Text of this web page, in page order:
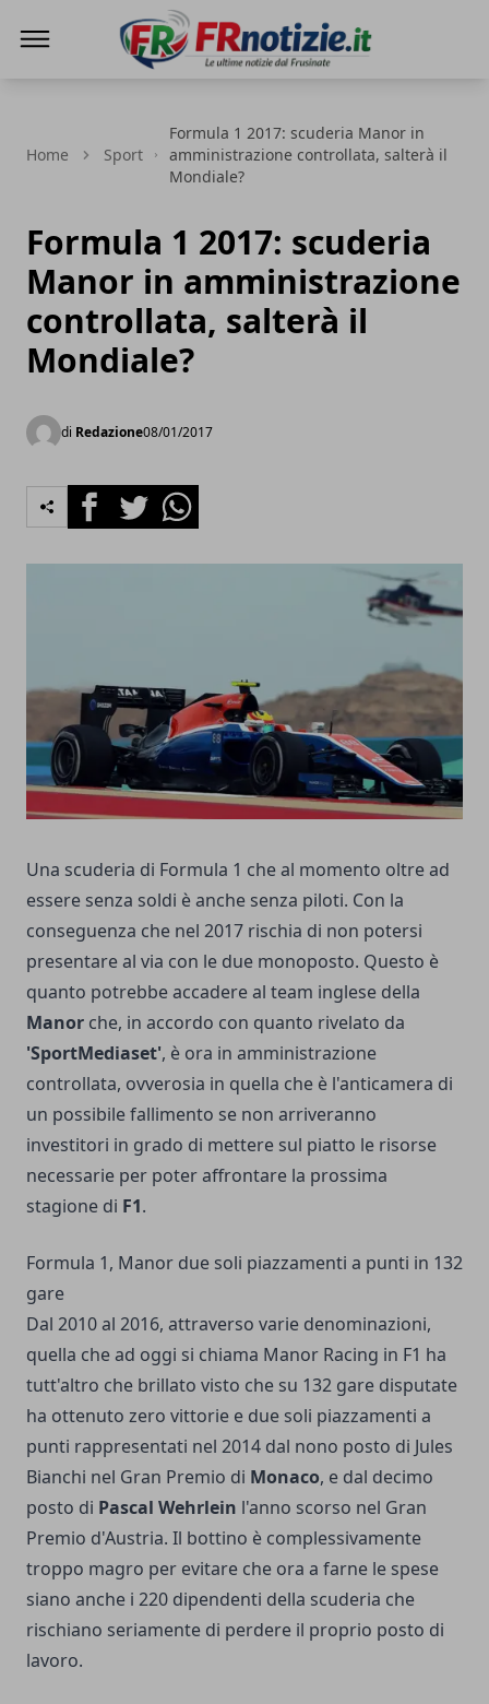
Home Sport
Formula 1 2017: scuderia Manor in
amministrazione controllata, salterà il
Mondiale?
Formula 1 2017: scuderia
Manor in amministrazione
controllata, salterà il
Mondiale?
di Redazione08/01/2017
FacebookTwitterWhatsapp
Una scuderia di Formula 1 che al momento oltre ad
essere senza soldi è anche senza piloti. Con la
conseguenza che nel 2017 rischia di non potersi
presentare al via con le due monoposto. Questo è
quanto potrebbe accadere al team inglese della
Manor che, in accordo con quanto rivelato da
'SportMediaset', è ora in amministrazione
controllata, ovverosia in quella che è l'anticamera di
un possibile fallimento se non arriveranno
investitori in grado di mettere sul piatto le risorse
necessarie per poter affrontare la prossima
stagione di F1.
Formula 1, Manor due soli piazzamenti a punti in 132
gare
Dal 2010 al 2016, attraverso varie denominazioni,
quella che ad oggi si chiama Manor Racing in F1 ha
tutt'altro che brillato visto che su 132 gare disputate
ha ottenuto zero vittorie e due soli piazzamenti a
punti rappresentati nel 2014 dal nono posto di Jules
Bianchi nel Gran Premio di Monaco, e dal decimo
posto di Pascal Wehrlein l'anno scorso nel Gran
Premio d'Austria. Il bottino è complessivamente
troppo magro per evitare che ora a farne le spese
siano anche i 220 dipendenti della scuderia che
rischiano seriamente di perdere il proprio posto di
lavoro.